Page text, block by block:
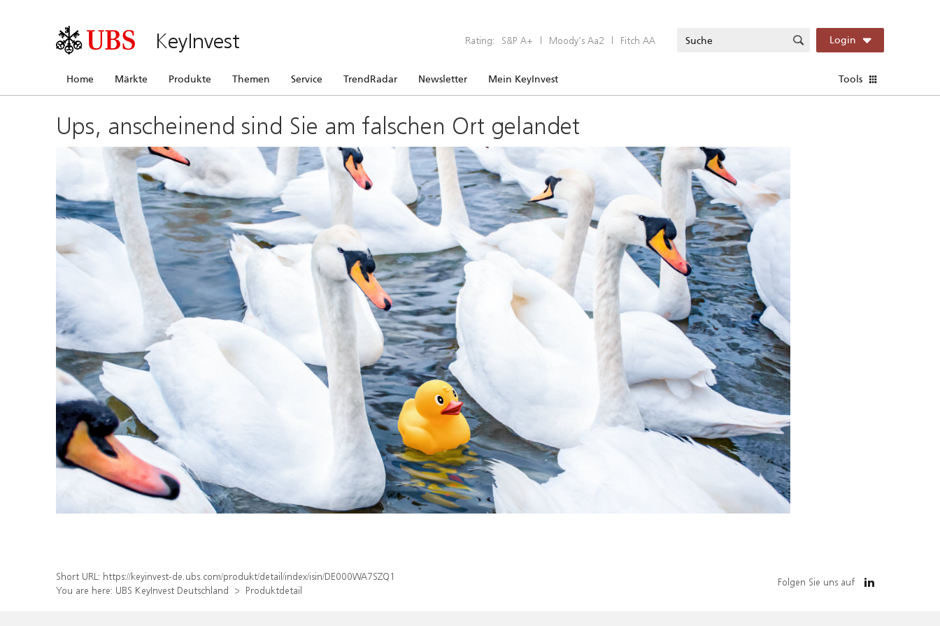
KeyInvest Rating: S&P A+ | Moody’s Aa2 | Fitch AA Login
Home Märkte Produkte Themen Service TrendRadar Newsletter Mein KeyInvest Tools
Ups, anscheinend sind Sie am falschen Ort gelandet
Short URL: https://keyinvest-de.ubs.com/produkt/detail/index/isin/DE000WA7SZQ1
You are here: UBS KeyInvest Deutschland Produktdetail
Folgen Sie uns auf